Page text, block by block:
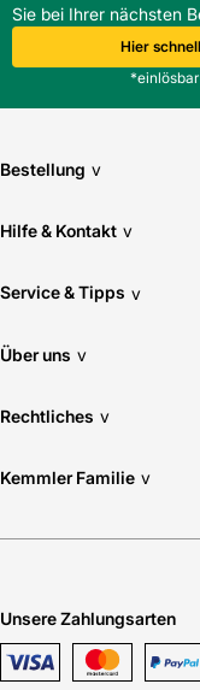
Sie bei Ihrer nächsten
Hier
Bestellung v
Hilfe & Kontakt v
Service & Tipps v
Über uns v
Rechtliches v
Kemmler Familie v
Unsere Zahlungsarten